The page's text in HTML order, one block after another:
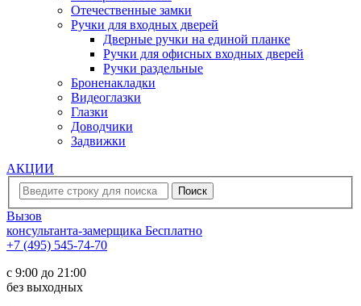
Отечественные замки
Ручки для входных дверей
Дверные ручки на единой планке
Ручки для офисных входных дверей
Ручки раздельные
Броненакладки
Видеоглазки
Глазки
Доводчики
Задвижки
АКЦИИ
Вызов
консультанта-замерщика Бесплатно
+7 (495) 545-74-70
c 9:00 до 21:00
без выходных